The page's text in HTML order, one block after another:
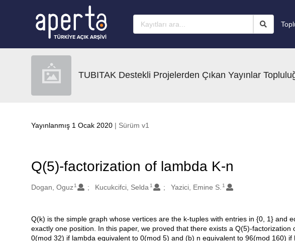
TUBITAK Destekli Projelerden Çıkan Yayınlar
Yayınlanmış 1 Ocak 2020 | Sürüm v1
Q(5)-factorization of lambda K-n
Oluşturanlar
Dogan, Oguz 1 Kucukcifci, Selda 1 Yazici, Emine S. 1
Açıklama
Q(k) is the simple graph whose vertices are the k-tuples with entries in {0, 1} and
exactly one position. In this paper, we proved that there exists a Q(5)-
0(mod 32) if lambda equivalent to 0(mod 5) and (b) n equivalent to 96(mod 160) if